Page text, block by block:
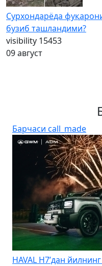
Сурхондарёда
бузиб ташландими?
visibility 15453
09 август
Барчаси call_made
HAVAL H7’дан